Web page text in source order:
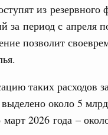
из
за период с апреля
позволит
таких расходов
около 5
март 2026 года –
России
Минтранс
,6 августа 2026,
по
5 августа, среда